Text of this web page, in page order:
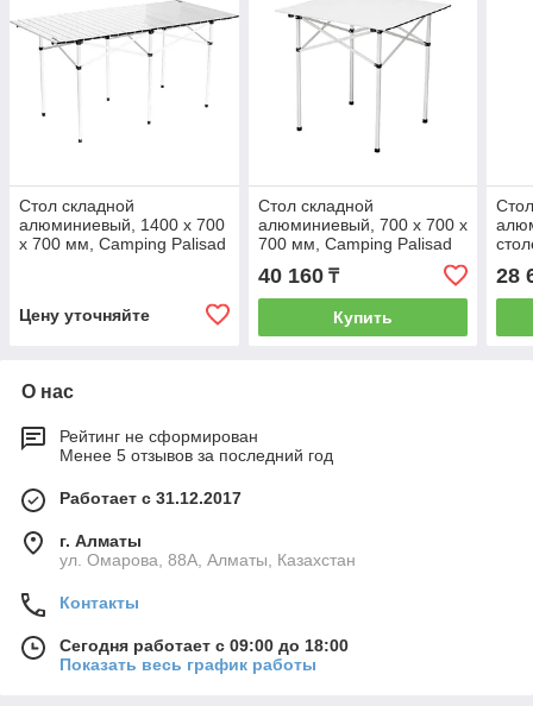
Стол складной
алюминиевый, 1400 x 700
x 700 мм, Camping Palisad
Цену уточняйте
Стол складной
алюминиевый, 700 x 700 x
700 мм, Camping Palisad
40 160₸
Купить
28
О нас
Рейтинг не сформирован
Менее 5 отзывов за последний год
Работает с 31.12.2017
г. Алматы
ул. Омарова, 88А, Алматы, Казахстан
Контакты
Сегодня работает с 09:00 до 18:00
Показать весь график работы